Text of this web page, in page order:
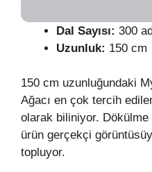
Dal Sayısı: 300
Uzunluk: 150 cm
150 cm uzunluğundaki
Ağacı en çok tercih
olarak biliniyor.
ürün gerçekçi
topluyor.